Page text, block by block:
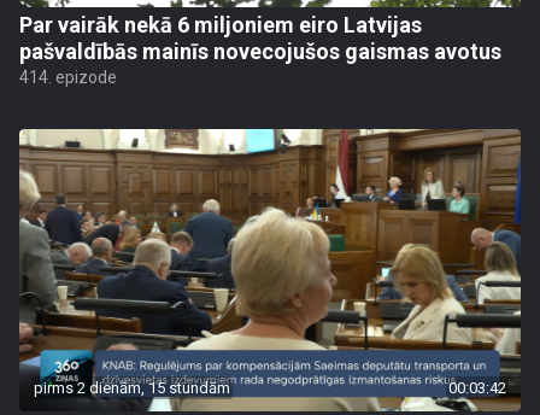
Par vairāk nekā 6 miljoniem eiro Latvijas
pašvaldībās mainīs novecojušos gaismas avotus
414. epizode
pirms 2 dienām, 15 stundām 00:03:42